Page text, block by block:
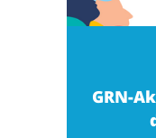
GRN-